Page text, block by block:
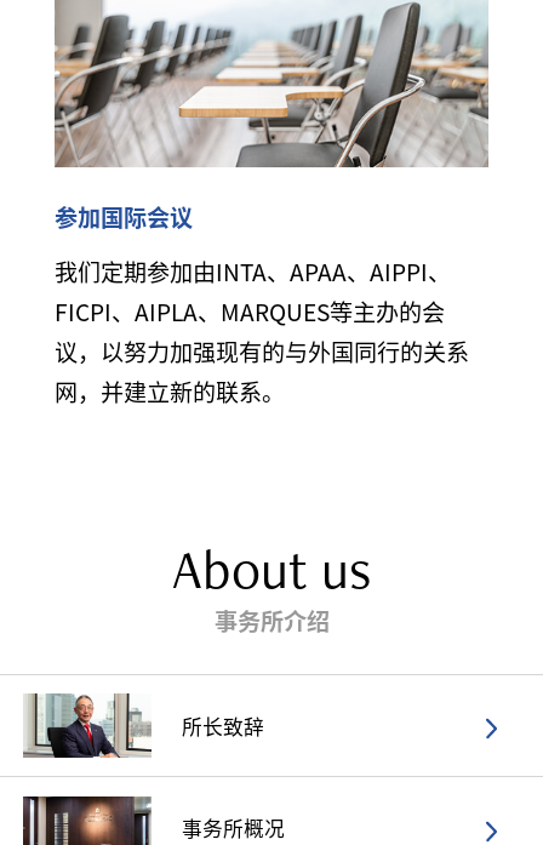
参加国际会议
我们定期参加由INTA、APAA、AIPPI、
FICPI、AIPLA、MARQUES等主办的会
议，以努力加强现有的与外国同行的关系
网，并建立新的联系。
About us
事务所介绍
所长致辞
事务所概况